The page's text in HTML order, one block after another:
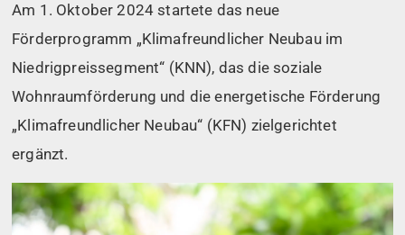
Am 1. Oktober 2024 startete das neue
Förderprogramm „Klimafreundlicher Neubau im
Niedrigpreissegment“ (KNN), das die soziale
Wohnraumförderung und die energetische Förderung
„Klimafreundlicher Neubau“ (KFN) zielgerichtet
ergänzt.